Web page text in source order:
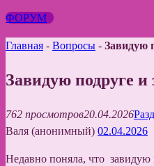
ФОРУМ
Главная - Вопросы - Завидую
Завидую подруге и
762 просмотров20.04.2026
Валя (анонимный) 02.04.2026
Недавно поняла, что завидую